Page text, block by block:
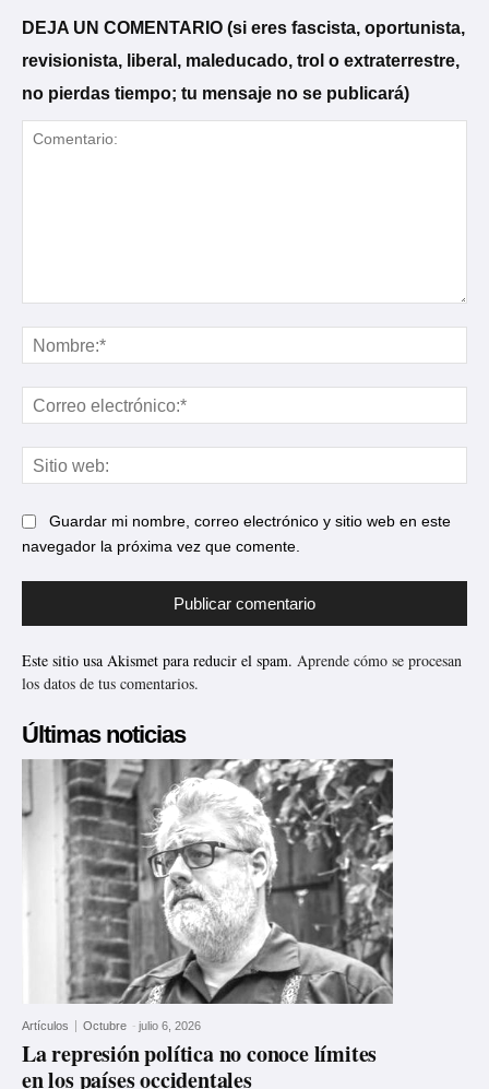
DEJA UN COMENTARIO (si eres fascista, oportunista,
revisionista, liberal, maleducado, trol o extraterrestre,
no pierdas tiempo; tu mensaje no se publicará)
Guardar mi nombre, correo electrónico y sitio web en este
navegador la próxima vez que comente.
Este sitio usa Akismet para reducir el spam. Aprende cómo se procesan
los datos de tus comentarios.
Últimas noticias
Artículos Octubre - julio 6, 2026
La represión política no conoce límites
en los países occidentales